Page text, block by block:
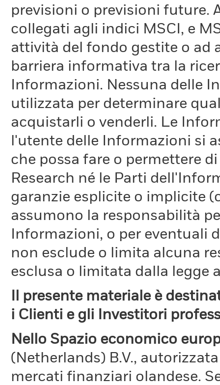
previsioni o previsioni future.
collegati agli indici MSCI, e
attività del fondo gestite o ad
barriera informativa tra la
Informazioni. Nessuna delle
utilizzata per determinare
acquistarli o venderli. Le
l'utente delle Informazioni si
che possa fare o permettere
Research né le Parti
garanzie esplicite o implicite
assumono la responsabilità
Informazioni, o per eventuali
non esclude o limita alcuna
esclusa o limitata dalla legge
Il presente materiale è
i Clienti e gli Investitori
Nello Spazio economico
(Netherlands) B.V.,
mercati finanziari olandese.